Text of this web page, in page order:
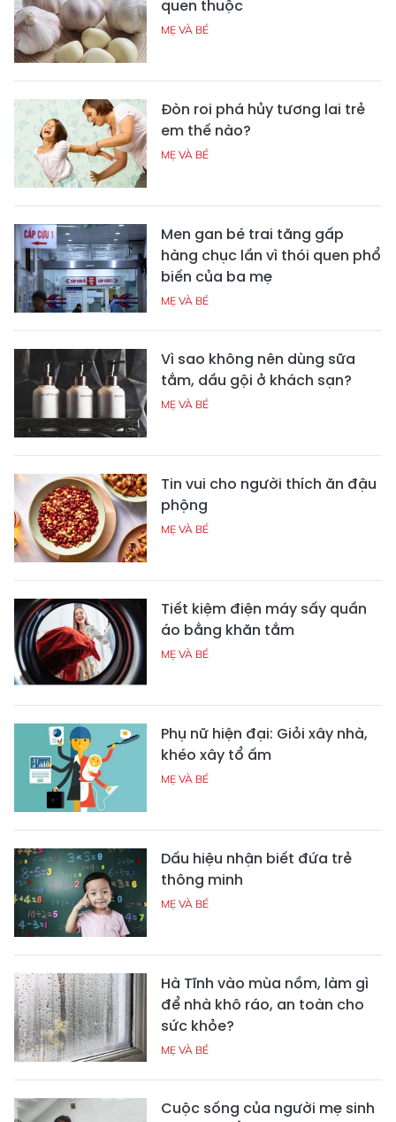
quen thuộc
MẸ VÀ BÉ
Đòn roi phá hủy tương lai trẻ
em thế nào?
MẸ VÀ BÉ
Men gan bé trai tăng gấp
hàng chục lần vì thói quen phổ
biến của ba mẹ
MẸ VÀ BÉ
Vì sao không nên dùng sữa
tắm, dầu gội ở khách sạn?
MẸ VÀ BÉ
Tin vui cho người thích ăn đậu
phộng
MẸ VÀ BÉ
Tiết kiệm điện máy sấy quần
áo bằng khăn tắm
MẸ VÀ BÉ
Phụ nữ hiện đại: Giỏi xây nhà,
khéo xây tổ ấm
MẸ VÀ BÉ
Dấu hiệu nhận biết đứa trẻ
thông minh
MẸ VÀ BÉ
Hà Tĩnh vào mùa nồm, làm gì
để nhà khô ráo, an toàn cho
sức khỏe?
MẸ VÀ BÉ
Cuộc sống của người mẹ sinh